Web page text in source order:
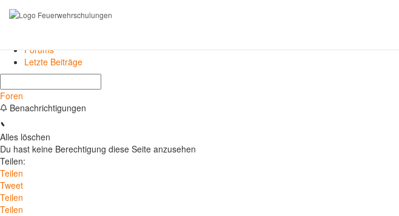
Forums
Letzte Beiträge
Foren
Benachrichtigungen
Alles löschen
Du hast keine Berechtigung diese Seite anzusehen
Teilen:
Teilen
Tweet
Teilen
Teilen